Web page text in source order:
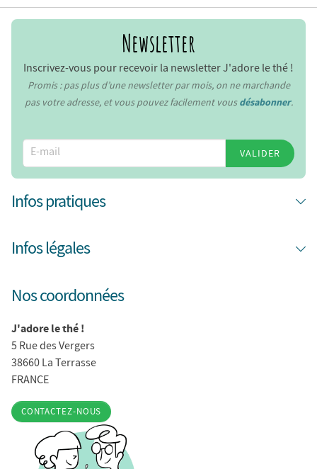
Newsletter
Inscrivez-vous pour recevoir la newsletter J'adore le thé !
Promis : pas plus d’une newsletter par mois, on ne marchande
pas votre adresse, et vous pouvez facilement vousdésabonner.
VALIDER
Infos pratiques
Infos légales
Nos coordonnées
J'adore le thé !
5 Rue des Vergers
38660 La Terrasse
FRANCE
CONTACTEZ-NOUS